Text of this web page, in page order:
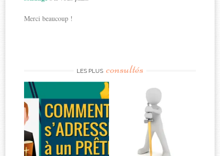
Merci beaucoup !
LES PLUS consultés